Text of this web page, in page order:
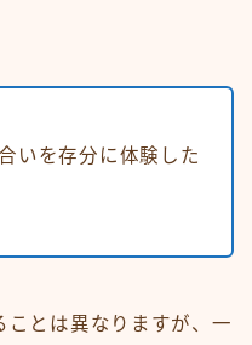
いを存分に体験した
ことは異なりますが、一